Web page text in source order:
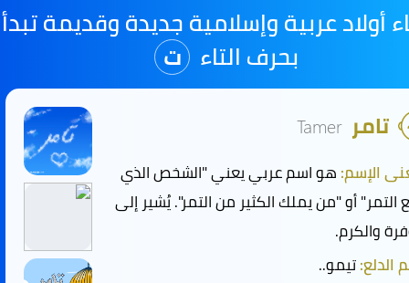
أولاد عربية وإسلامية جديدة وقديمة تبدأ
بحرف التاء ت
تامر Tamer
الإسم:هو اسم عربي يعني "الشخص الذي
التمر" أو "من يملك الكثير من التمر". يُشير إلى
والكرم.
الدلع:تيمو..